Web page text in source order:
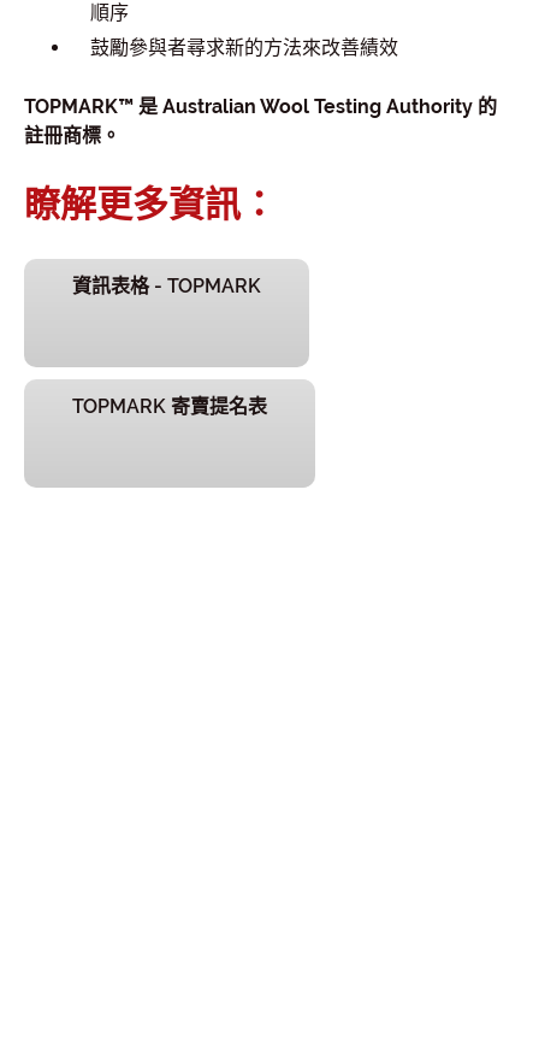
順序
鼓勵參與者尋求新的方法來改善績效
TOPMARK™ 是 Australian Wool Testing Authority 的
註冊商標。
瞭解更多資訊：
資訊表格 - TOPMARK
TOPMARK 寄賣提名表